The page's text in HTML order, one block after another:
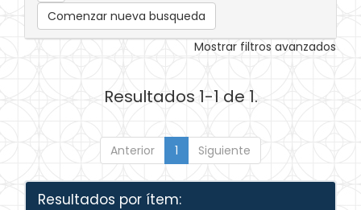
Comenzar nueva busqueda
Mostrar filtros avanzados
Resultados 1-1 de 1.
Anterior 1 Siguiente
Resultados por ítem: